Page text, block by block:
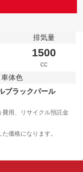
排気量
1500
cc
車体色
ブラックパール
費用、リサイクル預託金
価格になります。